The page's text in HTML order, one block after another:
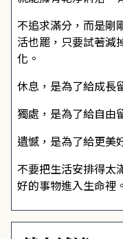
不追求滿分，而是剛
活也罷，只要試著減
化。
休息，是為了給成長
獨處，是為了給自由
遺憾，是為了給更美
不要把生活安排得太
好的事物進入生命裡。